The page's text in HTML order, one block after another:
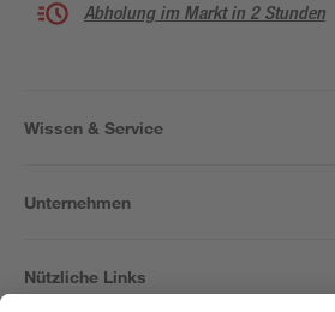
Abholung im Markt in 2 Stunden
Wissen & Service
Unternehmen
Nützliche Links